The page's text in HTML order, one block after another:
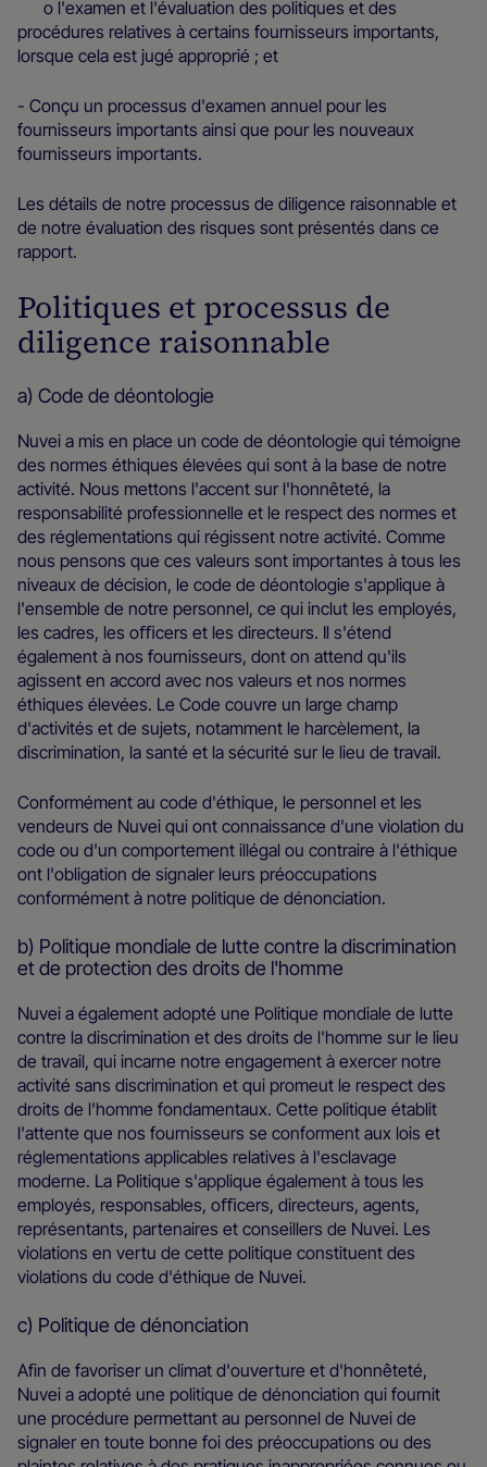
o l'examen et l'évaluation des politiques et des
procédures relatives à certains fournisseurs importants,
lorsque cela est jugé approprié ; et
- Conçu un processus d'examen annuel pour les
fournisseurs importants ainsi que pour les nouveaux
fournisseurs importants.
Les détails de notre processus de diligence raisonnable et
de notre évaluation des risques sont présentés dans ce
rapport.
Politiques et processus de
diligence raisonnable
a) Code de déontologie
Nuvei a mis en place un code de déontologie qui témoigne
des normes éthiques élevées qui sont à la base de notre
activité. Nous mettons l'accent sur l'honnêteté, la
responsabilité professionnelle et le respect des normes et
des réglementations qui régissent notre activité. Comme
nous pensons que ces valeurs sont importantes à tous les
niveaux de décision, le code de déontologie s'applique à
l'ensemble de notre personnel, ce qui inclut les employés,
les cadres, les oﬃcers et les directeurs. Il s'étend
également à nos fournisseurs, dont on attend qu'ils
agissent en accord avec nos valeurs et nos normes
éthiques élevées. Le Code couvre un large champ
d'activités et de sujets, notamment le harcèlement, la
discrimination, la santé et la sécurité sur le lieu de travail.
Conformément au code d'éthique, le personnel et les
vendeurs de Nuvei qui ont connaissance d'une violation du
code ou d'un comportement illégal ou contraire à l'éthique
ont l'obligation de signaler leurs préoccupations
conformément à notre politique de dénonciation.
b) Politique mondiale de lutte contre la discrimination
et de protection des droits de l'homme
Nuvei a également adopté une Politique mondiale de lutte
contre la discrimination et des droits de l'homme sur le lieu
de travail, qui incarne notre engagement à exercer notre
activité sans discrimination et qui promeut le respect des
droits de l'homme fondamentaux. Cette politique établit
l'attente que nos fournisseurs se conforment aux lois et
réglementations applicables relatives à l'esclavage
moderne. La Politique s'applique également à tous les
employés, responsables, oﬃcers, directeurs, agents,
représentants, partenaires et conseillers de Nuvei. Les
violations en vertu de cette politique constituent des
violations du code d'éthique de Nuvei.
c) Politique de dénonciation
Afin de favoriser un climat d'ouverture et d'honnêteté,
Nuvei a adopté une politique de dénonciation qui fournit
une procédure permettant au personnel de Nuvei de
signaler en toute bonne foi des préoccupations ou des